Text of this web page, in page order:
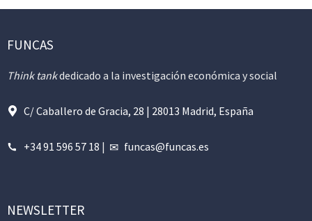
FUNCAS
Think tankdedicado a la investigación económica y social
C/ Caballero de Gracia, 28 | 28013 Madrid, España
+34 91 596 57 18 | funcas@funcas.es
NEWSLETTER